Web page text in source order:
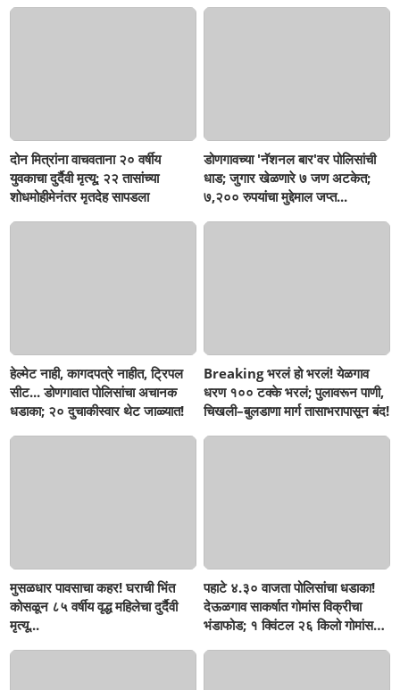
दोन मित्रांना वाचवताना २० वर्षीय
युवकाचा दुर्दैवी मृत्यू; २२ तासांच्या
शोधमोहीमेनंतर मृतदेह सापडला
डोणगावच्या 'नॅशनल बार'वर पोलिसांची
धाड; जुगार खेळणारे ७ जण अटकेत;
७,२०० रुपयांचा मुद्देमाल जप्त...
हेल्मेट नाही, कागदपत्रे नाहीत, ट्रिपल
सीट... डोणगावात पोलिसांचा अचानक
धडाका; २० दुचाकीस्वार थेट जाळ्यात!
Breaking भरलं हो भरलं! येळगाव
धरण १०० टक्के भरलं; पुलावरून पाणी,
चिखली–बुलडाणा मार्ग तासाभरापासून बंद!
मुसळधार पावसाचा कहर! घराची भिंत
कोसळून ८५ वर्षीय वृद्ध महिलेचा दुर्दैवी
मृत्यू...
पहाटे ४.३० वाजता पोलिसांचा धडाका!
देऊळगाव साकर्षात गोमांस विक्रीचा
भंडाफोड; १ क्विंटल २६ किलो गोमांस